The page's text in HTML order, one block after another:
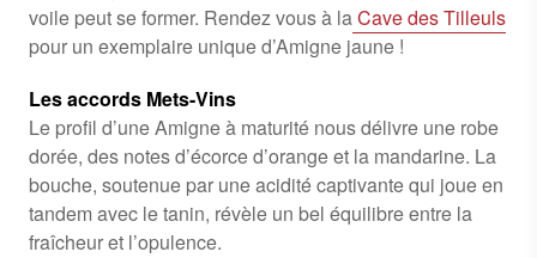
voile peut se former. Rendez vous à laCave des Tilleuls
pour un exemplaire unique d’Amigne jaune !
Les accords Mets-Vins
Le profil d’une Amigne à maturité nous délivre une robe
dorée, des notes d’écorce d’orange et la mandarine. La
bouche, soutenue par une acidité captivante qui joue en
tandem avec le tanin, révèle un bel équilibre entre la
fraîcheur et l’opulence.